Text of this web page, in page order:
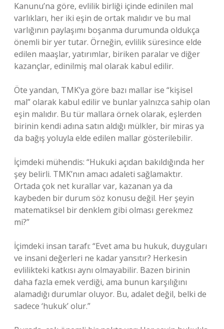
Kanunu’na göre, evlilik birliği içinde edinilen mal
varlıkları, her iki eşin de ortak malıdır ve bu mal
varlığının paylaşımı boşanma durumunda oldukça
önemli bir yer tutar. Örneğin, evlilik süresince elde
edilen maaşlar, yatırımlar, biriken paralar ve diğer
kazançlar, edinilmiş mal olarak kabul edilir.
Öte yandan, TMK’ya göre bazı mallar ise “kişisel
mal” olarak kabul edilir ve bunlar yalnızca sahip olan
eşin malıdır. Bu tür mallara örnek olarak, eşlerden
birinin kendi adına satın aldığı mülkler, bir miras ya
da bağış yoluyla elde edilen mallar gösterilebilir.
İçimdeki mühendis: “Hukuki açıdan bakıldığında her
şey belirli. TMK’nın amacı adaleti sağlamaktır.
Ortada çok net kurallar var, kazanan ya da
kaybeden bir durum söz konusu değil. Her şeyin
matematiksel bir denklem gibi olması gerekmez
mi?”
İçimdeki insan tarafı: “Evet ama bu hukuk, duyguları
ve insani değerleri ne kadar yansıtır? Herkesin
evlilikteki katkısı aynı olmayabilir. Bazen birinin
daha fazla emek verdiği, ama bunun karşılığını
alamadığı durumlar oluyor. Bu, adalet değil, belki de
sadece ‘hukuk’ olur.”